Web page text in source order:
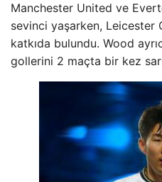
Manchester United ve
sevinci yaşarken, Leicester
katkıda bulundu. Wood
gollerini 2 maçta bir kez